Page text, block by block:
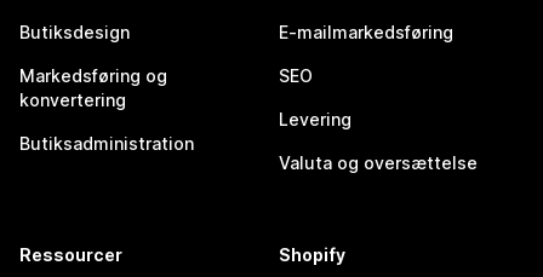
Butiksdesign
Markedsføring og
konvertering
Butiksadministration
E-mailmarkedsføring
SEO
Levering
Valuta og oversættelse
Ressourcer Shopify